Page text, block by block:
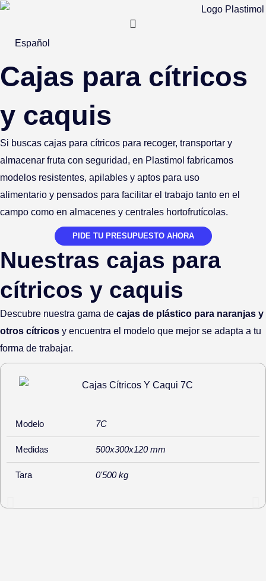
Ir
contenido
Español
Cajas para cítricos
y caquis
Si buscas cajas para cítricos para recoger, transportar y
almacenar fruta con seguridad, en Plastimol fabricamos
modelos resistentes, apilables y aptos para uso
alimentario y pensados para facilitar el trabajo tanto en el
campo como en almacenes y centrales hortofrutícolas.
PIDE TU PRESUPUESTO AHORA
Nuestras cajas para
cítricos y caquis
Descubre nuestra gama de cajas de plástico para naranjas y
otros cítricos y encuentra el modelo que mejor se adapta a tu
forma de trabajar.
Modelo 7C
Medidas 500x300x120 mm
Tara 0'500 kg